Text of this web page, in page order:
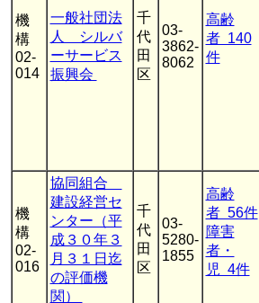
機
構
02-
014
一般社団法
人 シルバ
ーサービス
振興会
千
代
田
区
03-
3862-
8062
高齢
者 140
件
機
構
02-
016
協同組合
建設経営セ
ンター（平
成３０年３
月３１日迄
の評価機
関）
千
代
田
区
03-
5280-
1855
高齢
者 56件
障害
者・
児 4件